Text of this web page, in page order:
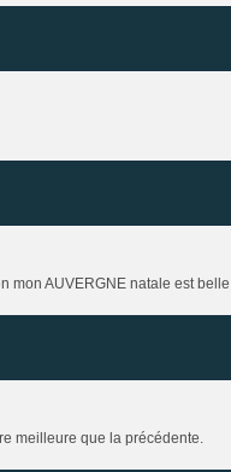
AUVERGNE natale est
meilleure que la précédente.